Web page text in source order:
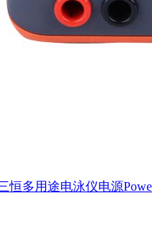
恒多用途电泳仪电源